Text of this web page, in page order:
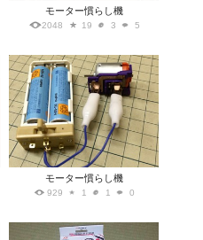
モーター慣らし機
2048 19 3 5
モーター慣らし機
929 1 1 0